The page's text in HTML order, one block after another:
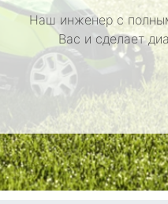
Наш инженер с
Вас и сделает